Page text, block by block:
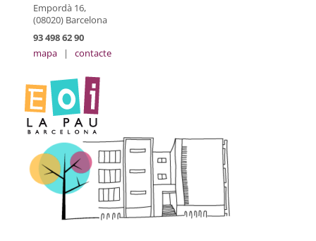
Empordà 16,
(08020) Barcelona
93 498 62 90
mapa
| contacte